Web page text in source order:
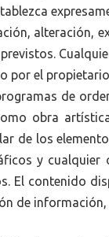
alteración,
por el
de
obra
de los
y
El contenido
de